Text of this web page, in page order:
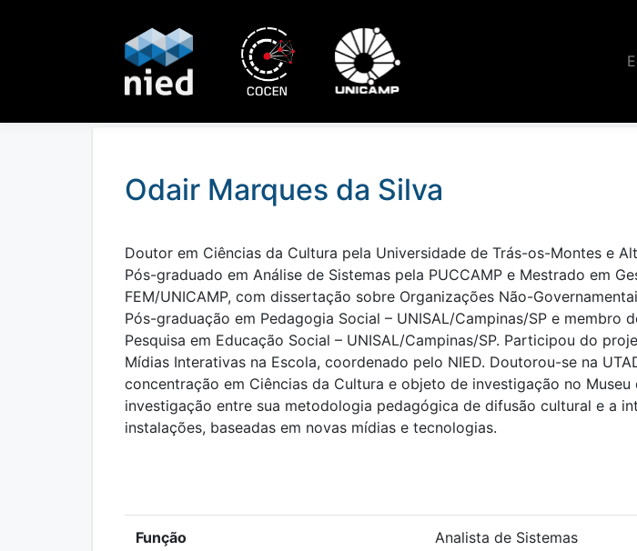
Núcleo de Informática Aplicada à Educação
A missão do NIED é "construir e difundir conhecimento sobre as relações
desenvolvimento de tecnologias e metodologias de forma integrada às
Odair Marques da Silva
Doutor em Ciências da Cultura pela Universidade de Trás-os-Montes e
Pós-graduado em Análise de Sistemas pela PUCCAMP e Mestrado em
FEM/UNICAMP, com dissertação sobre Organizações Não-
Pós-graduação em Pedagogia Social – UNISAL/Campinas/SP e membro
Pesquisa em Educação Social – UNISAL/Campinas/SP. Participou do
Mídias Interativas na Escola, coordenado pelo NIED. Doutorou-se na
concentração em Ciências da Cultura e objeto de investigação no Museu
investigação entre sua metodologia pedagógica de difusão cultural e a
instalações, baseadas em novas mídias e tecnologias.
Função Analista de Sistemas